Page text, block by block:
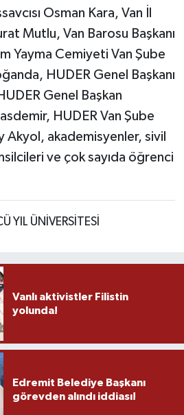
Osman Kara, Van İl
Mutlu, Van Barosu Başkanı
Yayma Cemiyeti Van Şube
HUDER Genel Başkanı
Genel Başkan
HUDER Van Şube
Akyol, akademisyenler, sivil
ve çok sayıda öğrenci
YIL ÜNİVERSİTESİ
Vanlı aktivistler Filistin
yolunda!
Edremit Belediye Başkanı
görevden alındı iddiası!